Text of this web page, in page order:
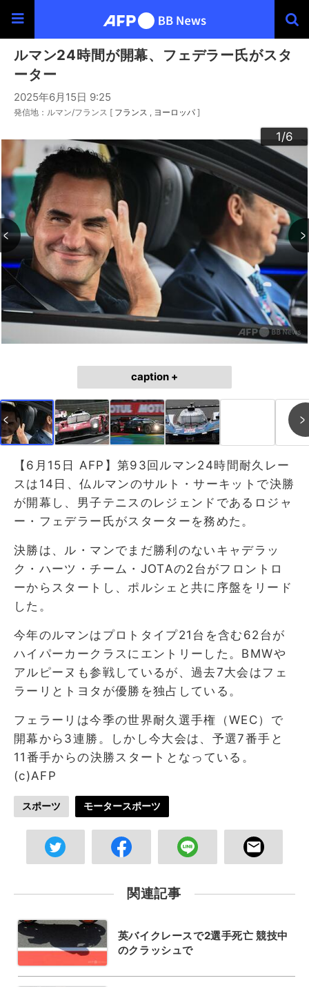
ルマン24時間が開幕、フェデラー氏がスタ
ーター
2025年6月15日 9:25
発信地：ルマン/フランス [ フランス ヨーロッパ ]
1/6
2/6
3/6
4/6
5/6
6/6
caption +
【6月15日 AFP】第93回ルマン24時間耐久レー
スは14日、仏ルマンのサルト・サーキットで決勝
が開幕し、男子テニスのレジェンドであるロジャ
ー・フェデラー氏がスターターを務めた。
決勝は、ル・マンでまだ勝利のないキャデラッ
ク・ハーツ・チーム・JOTAの2台がフロントロ
ーからスタートし、ポルシェと共に序盤をリード
した。
今年のルマンはプロトタイプ21台を含む62台が
ハイパーカークラスにエントリーした。BMWや
アルピーヌも参戦しているが、過去7大会はフェ
ラーリとトヨタが優勝を独占している。
フェラーリは今季の世界耐久選手権（WEC）で
開幕から3連勝。しかし今大会は、予選7番手と
11番手からの決勝スタートとなっている。
(c)AFP
スポーツ モータースポーツ
関連記事
英バイクレースで2選手死亡 競技中
のクラッシュで